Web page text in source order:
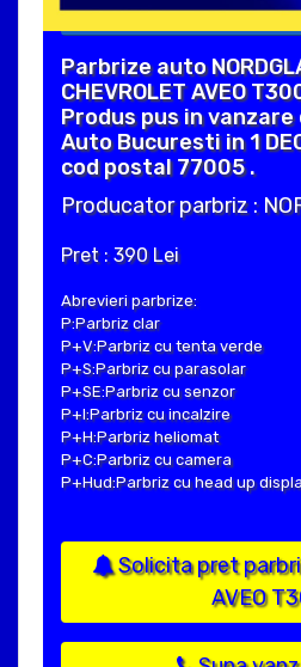
Parbrize auto
CHEVROLET AVEO
Produs pus in
Auto Bucuresti in 1
cod postal 77005 .
Producator parbriz :
Pret : 390 Lei
Abrevieri parbrize:
P:Parbriz clar
P+V:Parbriz cu tenta verde
P+S:Parbriz cu parasolar
P+SE:Parbriz cu senzor
P+I:Parbriz cu incalzire
P+H:Parbriz heliomat
P+C:Parbriz cu camera
P+Hud:Parbriz cu head up
Solicita pret
AVEO